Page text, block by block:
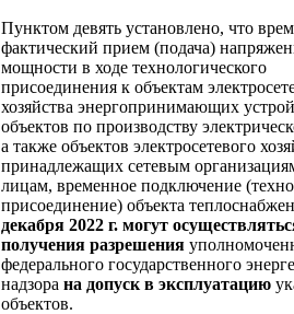
Пунктом девять установлено, что
фактический прием (подача)
мощности в ходе технологического
присоединения к объектам
хозяйства энергопринимающих
объектов по производству
а также объектов электросетевого
принадлежащих сетевым
лицам, временное подключение
присоединение) объекта
декабря 2022 г. могут
получения разрешения
федерального государственного
надзора на допуск в эксплуатацию
объектов.